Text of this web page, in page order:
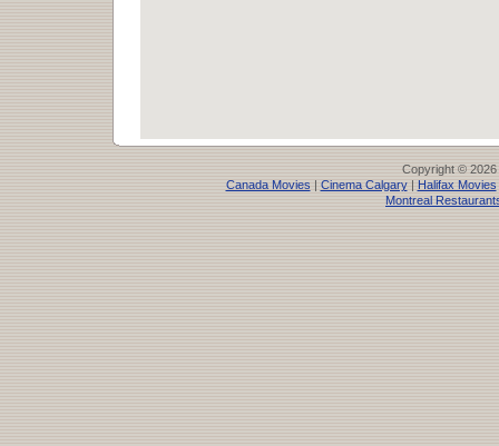
Copyright © 2026
Canada Movies | Cinema Calgary| Halifax Movies
Montreal